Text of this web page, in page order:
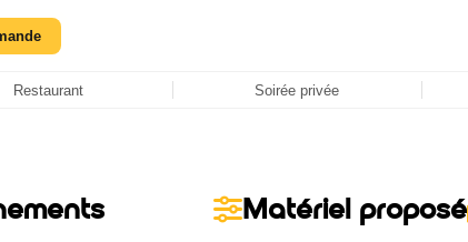
Restaurant Soirée privée
Matériel proposé